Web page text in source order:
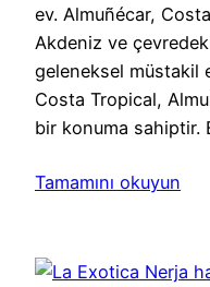
ev. Almuñécar,
Akdeniz ve
geleneksel müstakil
Costa Tropical,
bir konuma sahiptir.
Tamamını okuyun